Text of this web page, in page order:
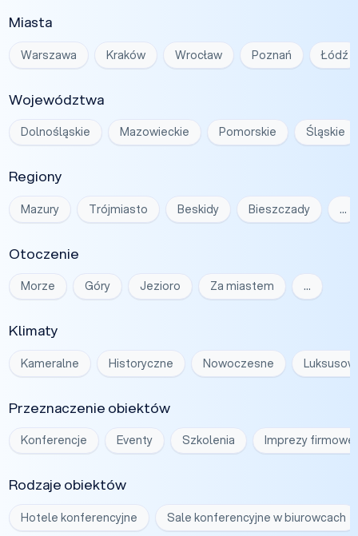
Miasta
Warszawa Kraków Wrocław Poznań Łódź
Województwa
Dolnośląskie Mazowieckie Pomorskie Śląskie
Regiony
Mazury Trójmiasto Beskidy Bieszczady …
Otoczenie
Morze Góry Jezioro Za miastem …
Klimaty
Kameralne Historyczne Nowoczesne
Przeznaczenie obiektów
Konferencje Eventy Szkolenia Imprezy firmowe
Rodzaje obiektów
Hotele konferencyjne Sale konferencyjne w biurowcach